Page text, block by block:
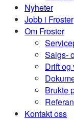
Nyheter
Jobb i Froster
Om Froster
Salgs-
Drift
Brukte
Kontakt oss